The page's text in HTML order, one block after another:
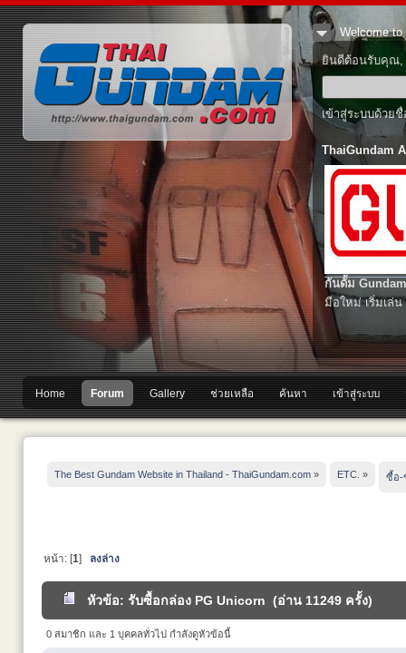
Welcome to
ยินดีต้อนรับคุณ,
เข้าสู่ระบบด้วย
ThaiGundam
กันดั้ม
มือใหม่ เริ่มเล่น
Home Forum Gallery ช่วยเหลือ ค้นหา เข้าสู่ระบบ
The Best Gundam Website in Thailand - ThaiGundam.com » ETC. » ซื้อ-
หน้า: [1] ลงล่าง
หัวข้อ: รับซื้อกล่อง PG Unicorn (อ่าน 11249 ครั้ง)
0 สมาชิก และ 1 บุคคลทั่วไป กำลังดูหัวข้อนี้